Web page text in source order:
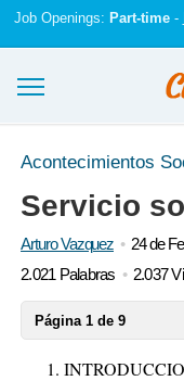
Job Openings: Part-time-
Ensayos y trabajos
Registrarse
Iniciar sesión
Acontecimientos
Servicio
Arturo Vazquez
24 de
2.021 Palabras
2.037
Página 1 de 9